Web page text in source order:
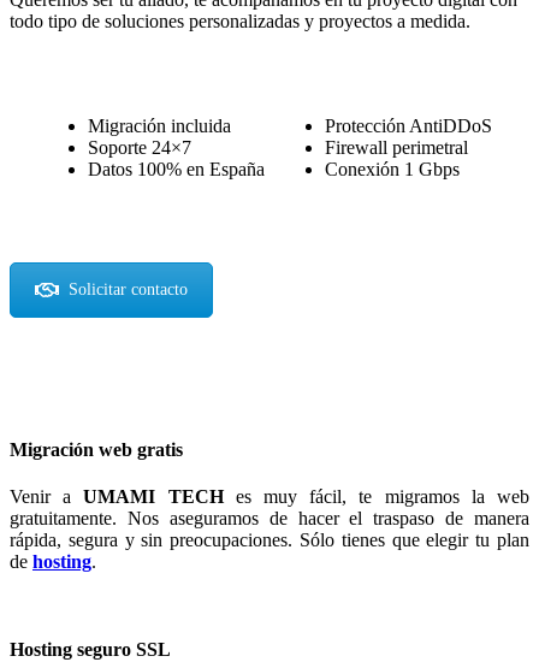
todo tipo de soluciones personalizadas y proyectos a medida.
Migración incluida
Soporte 24×7
Datos 100% en España
Protección AntiDDoS
Firewall perimetral
Conexión 1 Gbps
Solicitar contacto
Migración web gratis
Venir aUMAMI TECHes muy fácil, te migramos la web
gratuitamente. Nos aseguramos de hacer el traspaso de manera
rápida, segura y sin preocupaciones. Sólo tienes que elegir tu plan
de hosting.
Hosting seguro SSL